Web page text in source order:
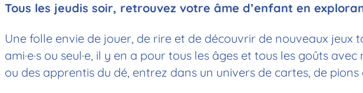
Tous les jeudis soir, retrouvez votre âme d’enfant en
Une folle envie de jouer, de rire et de découvrir de nouveaux
ami·e·s ou seul·e, il y en a pour tous les âges et tous les goûts
ou des apprentis du dé, entrez dans un univers de cartes, de